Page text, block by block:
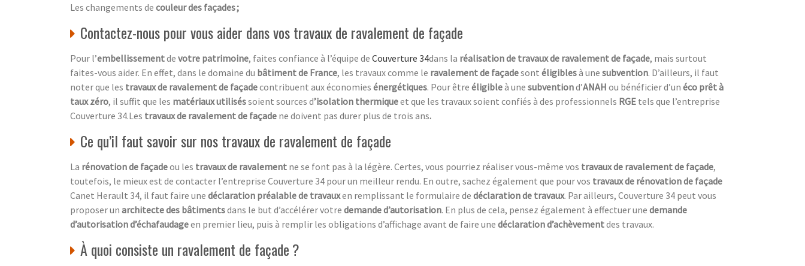
Les changements de couleur des façades ;
Contactez-nous pour vous aider dans vos travaux de ravalement de façade
Pour l’embellissementde votre patrimoine, faites confiance à l’équipe de Couverture 34dans la réalisation de travaux de ravalement de façade, mais surtout
faites-vous aider. En effet, dans le domaine du bâtiment de France, les travaux comme le ravalement de façadesont éligiblesà une subvention. D’ailleurs, il faut
noter que les travaux de ravalement de façadecontribuent aux économies énergétiques. Pour être éligibleà une subventiond’ANAH ou bénéficier d’un éco prêt à
taux zéro, il suffit que les matériaux utiliséssoient sources d’isolation thermiqueet que les travaux soient confiés à des professionnels RGE tels que l’entreprise
Couverture 34.Les travaux de ravalement de façade ne doivent pas durer plus de trois ans.
Ce qu’il faut savoir sur nos travaux de ravalement de façade
La rénovation de façadeou les travaux de ravalement ne se font pas à la légère. Certes, vous pourriez réaliser vous-même vos travaux de ravalement de façade,
toutefois, le mieux est de contacter l’entreprise Couverture 34 pour un meilleur rendu. En outre, sachez également que pour vos travaux de rénovation de façade
Canet Herault 34, il faut faire une déclaration préalable de travauxen remplissant le formulaire de déclaration de travaux. Par ailleurs, Couverture 34 peut vous
proposer un architecte des bâtimentsdans le but d’accélérer votre demande d’autorisation. En plus de cela, pensez également à effectuer une demande
d’autorisation d’échafaudageen premier lieu, puis à remplir les obligations d’affichage avant de faire une déclaration d’achèvementdes travaux.
À quoi consiste un ravalement de façade ?